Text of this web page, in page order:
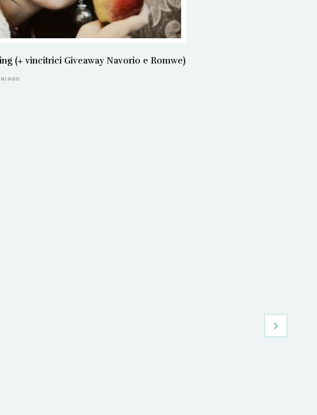
(+ vincitrici Giveaway Navorio e Romwe)
AGO